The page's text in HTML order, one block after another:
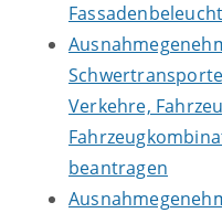
Verkehre,
beantragen